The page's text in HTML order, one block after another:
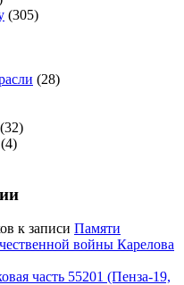
(305)
(28)
(32)
(4)
к записи Памяти
войны Карелова
часть 55201 (Пенза-19,